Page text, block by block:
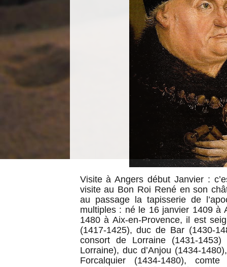
Visite à Angers début Janvier :
visite au Bon Roi René en son
au passage la tapisserie de
multiples : né le 16 janvier 1409 à
1480 à Aix-en-Provence, il est
(1417-1425), duc de Bar (1430-
consort de Lorraine (1431-
Lorraine), duc d’Anjou (1434-
Forcalquier (1434-1480),